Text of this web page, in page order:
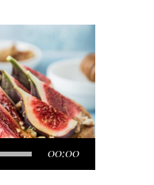
00:00